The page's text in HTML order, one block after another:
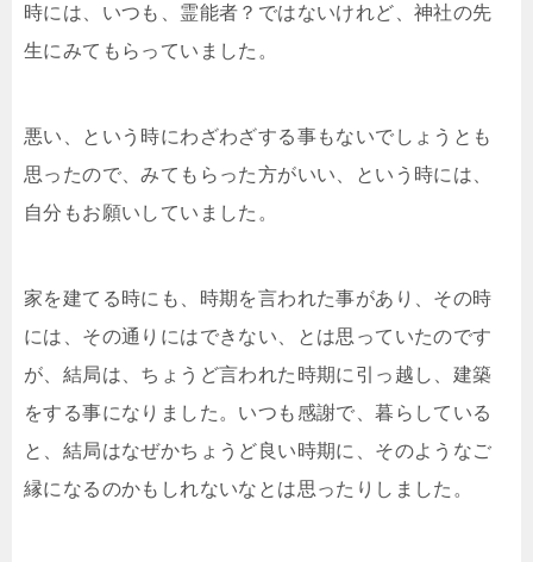
時には、いつも、霊能者？ではないけれど、神社の先
生にみてもらっていました。
悪い、という時にわざわざする事もないでしょうとも
思ったので、みてもらった方がいい、という時には、
自分もお願いしていました。
家を建てる時にも、時期を言われた事があり、その時
には、その通りにはできない、とは思っていたのです
が、結局は、ちょうど言われた時期に引っ越し、建築
をする事になりました。いつも感謝で、暮らしている
と、結局はなぜかちょうど良い時期に、そのようなご
縁になるのかもしれないなとは思ったりしました。